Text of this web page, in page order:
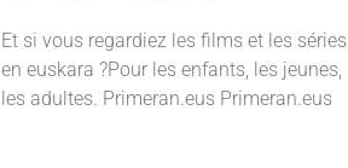
Et si vous regardiez les films et les séries
en euskara ?Pour les enfants, les jeunes,
les adultes. Primeran.eus Primeran.eus